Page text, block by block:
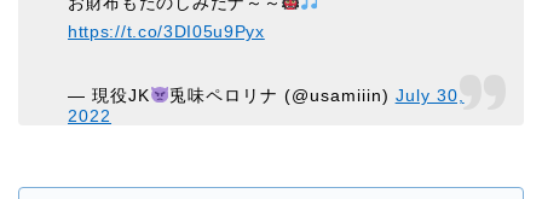
https://t.co/3DI05u9Pyx
— 現役JK 兎味ペロリナ (@usamiiin) July 30,
2022